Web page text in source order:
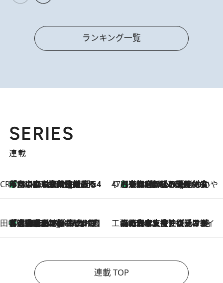
ランキング一覧
SERIES
連載
CREA'S CHOICE
46 Minutes Ago
「立川にも歌舞伎があるんだよ」 片岡仁左衛門・市川中車ら豪華座組みで4年目の立川立飛歌舞伎へ 47都道府県の手みやげ ひんやりスイーツで夏を満喫
46 Minutes Ago
【京都府】この夏絶対食べたい 冷やしておいしいおやつ3選 ひと口目から心を掴む新緑のテリーヌ
田中稲の勝手に再ブーム
5 Hours Ago
「湘南乃風に憧れて」観客大盛上がりの“タオル回し”に、ラッパー顔負けの高速歌唱まで…さだまさし（74）のアグレッシブすぎる現在地 工藤まやのおもてなしハワイ
2026.8.6
【ハワイ土産】ローカルの絶大な支持で復活！ 絶品の幻クッキー《元ファンの日本人女性が受け継いだ名店》
連載 TOP